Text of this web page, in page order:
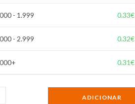
- 1.999 0.33€
- 2.999 0.32€
0.31€
ADICIONAR